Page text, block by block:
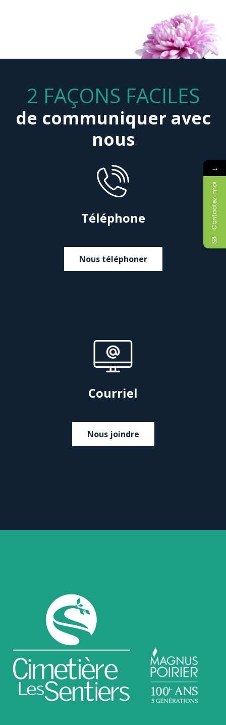
2 FAÇONS FACILES
de communiquer avec
nous
Téléphone
Nous téléphoner
Courriel
Nous joindre
→
Contactez-moi